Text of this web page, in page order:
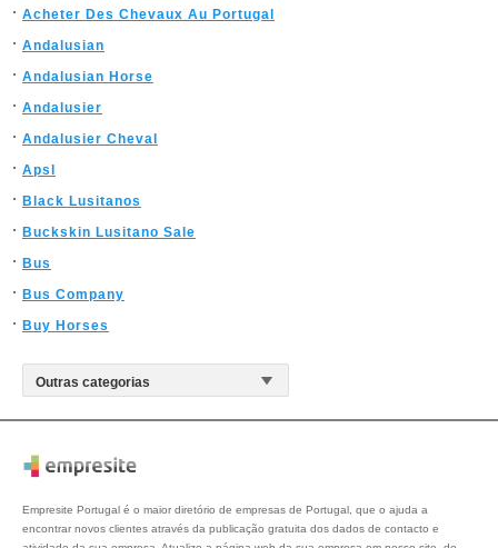
Acheter Des Chevaux Au Portugal
Andalusian
Andalusian Horse
Andalusier
Andalusier Cheval
Apsl
Black Lusitanos
Buckskin Lusitano Sale
Bus
Bus Company
Buy Horses
Empresite Portugal é o maior diretório de empresas de Portugal, que o ajuda a
encontrar novos clientes através da publicação gratuita dos dados de contacto e